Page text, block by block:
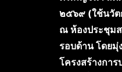
๒๕๖๙ (ใช้นวัต
ณ ห้องประชุม
รอบด้าน โดยมุ่
โครงสร้างกา